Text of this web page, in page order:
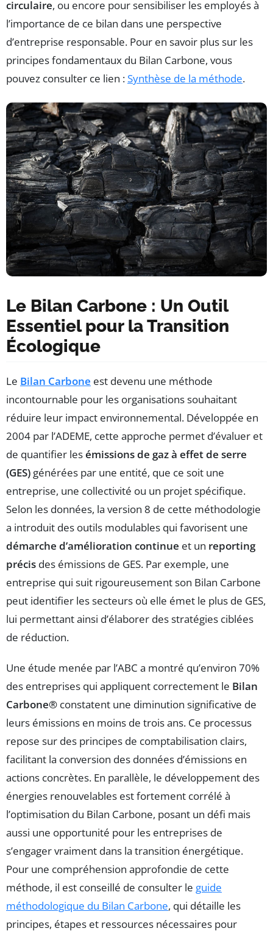
circulaire, ou encore pour sensibiliser les employés à
l’importance de ce bilan dans une perspective
d’entreprise responsable. Pour en savoir plus sur les
principes fondamentaux du Bilan Carbone, vous
pouvez consulter ce lien :Synthèse de la méthode.
Le Bilan Carbone : Un Outil
Essentiel pour la Transition
Écologique
Le Bilan Carbone est devenu une méthode
incontournable pour les organisations souhaitant
réduire leur impact environnemental. Développée en
2004 par l’ADEME, cette approche permet d’évaluer et
de quantifier lesémissions de gaz à effet de serre
(GES) générées par une entité, que ce soit une
entreprise, une collectivité ou un projet spécifique.
Selon les données, la version 8 de cette méthodologie
a introduit des outils modulables qui favorisent une
démarche d’amélioration continue et un reporting
précis des émissions de GES. Par exemple, une
entreprise qui suit rigoureusement son Bilan Carbone
peut identifier les secteurs où elle émet le plus de GES,
lui permettant ainsi d’élaborer des stratégies ciblées
de réduction.
Une étude menée par l’ABC a montré qu’environ 70%
des entreprises qui appliquent correctement le Bilan
Carbone® constatent une diminution significative de
leurs émissions en moins de trois ans. Ce processus
repose sur des principes de comptabilisation clairs,
facilitant la conversion des données d’émissions en
actions concrètes. En parallèle, le développement des
énergies renouvelables est fortement corrélé à
l’optimisation du Bilan Carbone, posant un défi mais
aussi une opportunité pour les entreprises de
s’engager vraiment dans la transition énergétique.
Pour une compréhension approfondie de cette
méthode, il est conseillé de consulter le guide
méthodologique du Bilan Carbone, qui détaille les
principes, étapes et ressources nécessaires pour